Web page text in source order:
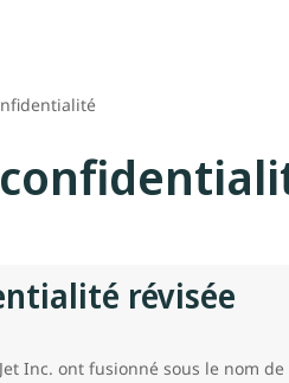
révisée
Inc. ont fusionné sous le nom